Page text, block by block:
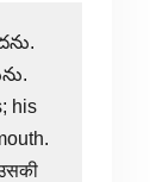
his